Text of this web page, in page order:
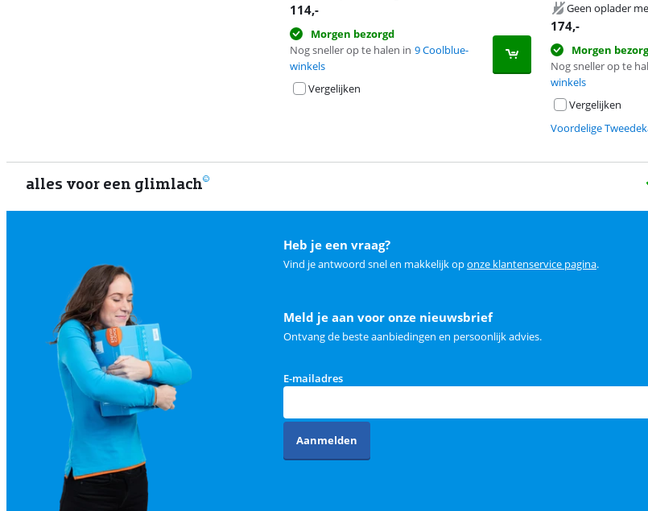
114,-
Morgen bezorgd
Nog sneller op te halen in 9 Coolblue-
winkels
Vergelijken
Geen oplader
174,-
Morgen
Nog sneller op te
winkels
Vergelijken
Voordelige
alles voor een glimlach
Heb je een vraag?
Vind je antwoord snel en makkelijk oponze klantenservice pagina.
Meld je aan voor onze nieuwsbrief
Ontvang de beste aanbiedingen en persoonlijk advies.
E-mailadres
Aanmelden